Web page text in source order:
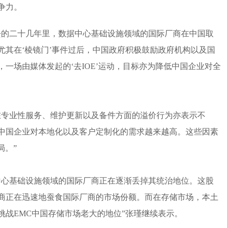
力。
二十几年里，数据中心基础设施领域的国际厂商在中国取
在‘棱镜门’事件过后，中国政府积极鼓励政府机构以及国
场由媒体发起的‘去IOE’运动，目标亦为降低中国企业对全
业性服务、维护更新以及备件方面的溢价行为亦表示不
国企业对本地化以及客户定制化的需求越来越高。这些因素
。”
基础设施领域的国际厂商正在逐渐丢掉其统治地位。这股
正在迅速地蚕食国际厂商的市场份额。而在存储市场，本土
EMC中国存储市场老大的地位”张瑾继续表示。